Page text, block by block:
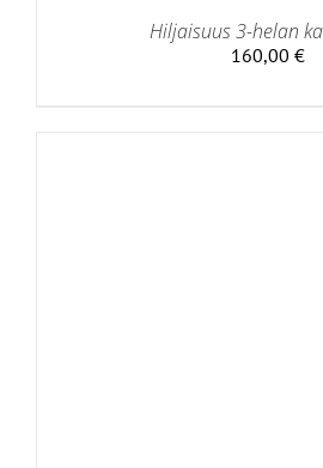
Hiljaisuus 3-helan
160,00 €